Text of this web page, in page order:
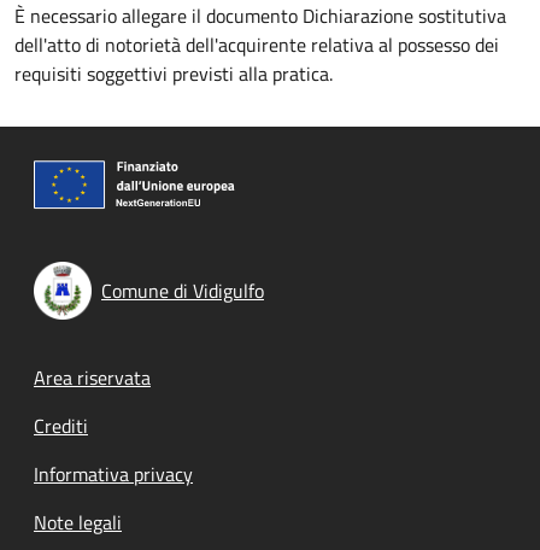
È necessario allegare il documento Dichiarazione sostitutiva
dell'atto di notorietà dell'acquirente relativa al possesso dei
requisiti soggettivi previsti alla pratica.
Comune di Vidigulfo
Footer menu
Area riservata
Crediti
Informativa privacy
Note legali